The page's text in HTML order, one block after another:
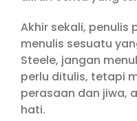
Akhir sekali, penulis
menulis sesuatu
Steele, jangan
perlu ditulis, tetapi
perasaan dan jiwa,
hati.